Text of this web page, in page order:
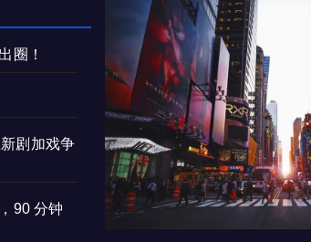
圈！
剧加戏争
90 分钟